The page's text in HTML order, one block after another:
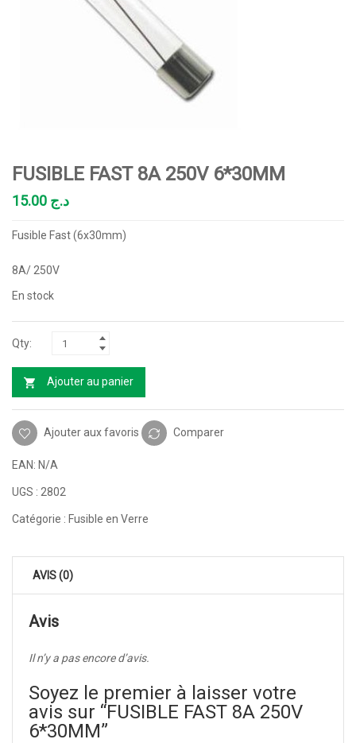
FUSIBLE FAST 8A 250V 6*30MM
د.ج
Fusible Fast (6x30mm)
8A/ 250V
En stock
Ajouter au panier
Ajouter aux favoris Comparer
EAN: N/A
UGS : 2802
Catégorie : Fusible en Verre
AVIS (0)
Avis
Il n’y a pas encore d’avis.
Soyez le premier à laisser votre
avis sur “FUSIBLE FAST 8A 250V
6*30MM”